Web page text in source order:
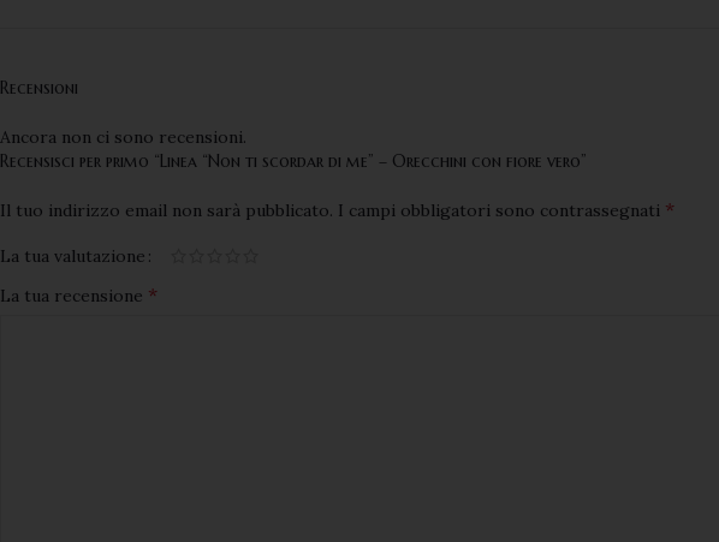
Recensioni
Ancora non ci sono recensioni.
Recensisci per primo “Linea “Non ti scordar di me” – Orecchini con fiore vero”
Il tuo indirizzo email non sarà pubblicato. I campi obbligatori sono contrassegnati *
La tua valutazione
La tua recensione *